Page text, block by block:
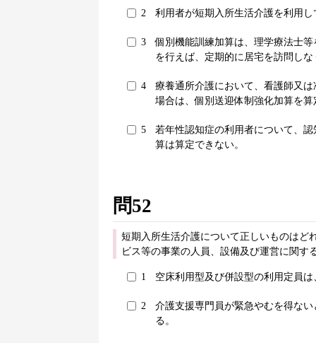
2 利用者が短期入所生活介護を利用
3
個別機能訓練加算は、理学療法士
を行えば、定期的に居宅を訪問し
4
療養通所介護において、看護師又
場合は、個別送迎体制強化加算を算
5
若年性認知症の利用者について、
算は算定できない。
問52
短期入所生活介護について正しいものはど
ビス等の事業の人員、設備及び運営に関す
1 空床利用型及び併設型の利用定員
2
介護支援専門員が緊急やむを得な
る。